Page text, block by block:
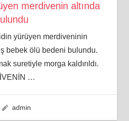
merdivenin altında
yürüyen merdiveninin
bebek ölü bedeni bulundu.
suretiyle morga kaldırıldı.
…
admin